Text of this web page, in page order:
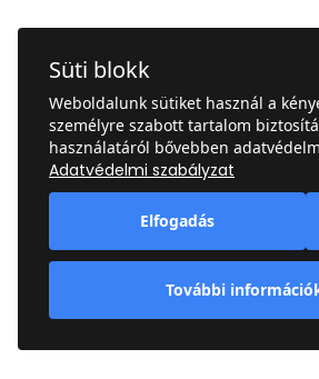
Süti blokk
Weboldalunk sütiket használ a
személyre szabott tartalom
használatáról bővebben
Adatvédelmi szabályzat
Elfogadás
További